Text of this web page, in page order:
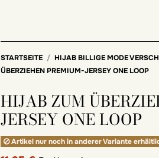
STARTSEITE HIJAB BILLIGE MODE
ÜBERZIEHEN PREMIUM-JERSEY ONE LOOP
HIJAB ZUM
JERSEY ONE LOOP
Artikel nur noch in anderer Variante